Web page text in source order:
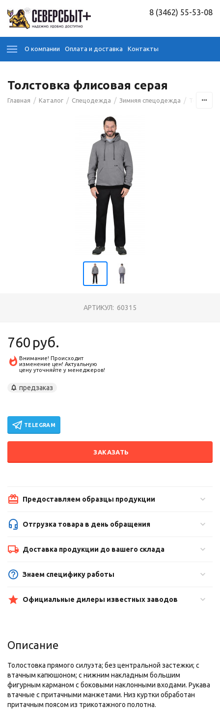
8 (3462) 55-53-08
О компании Оплата и доставка Контакты
Толстовка флисовая серая
Главная / Каталог / Спецодежда / Зимняя спецодежда /
АРТИКУЛ: 60315
760 руб.
Внимание! Происходит
изменение цен! Актуальную
цену уточняйте у менеджеров!
предзаказ
TELEGRAM
ЗАКАЗАТЬ
Предоставляем образцы продукции
Отгрузка товара в день обращения
Доставка продукции до вашего склада
Знаем специфику работы
Официальные дилеры известных заводов
Описание
Толостовка прямого силуэта; без центральной застежки; с
втачным капюшоном; с нижним накладным большим
фигурным карманом с боковыми наклонными входами. Рукава
втачные с притачными манжетами. Низ куртки обработан
притачным поясом из трикотажного полотна.